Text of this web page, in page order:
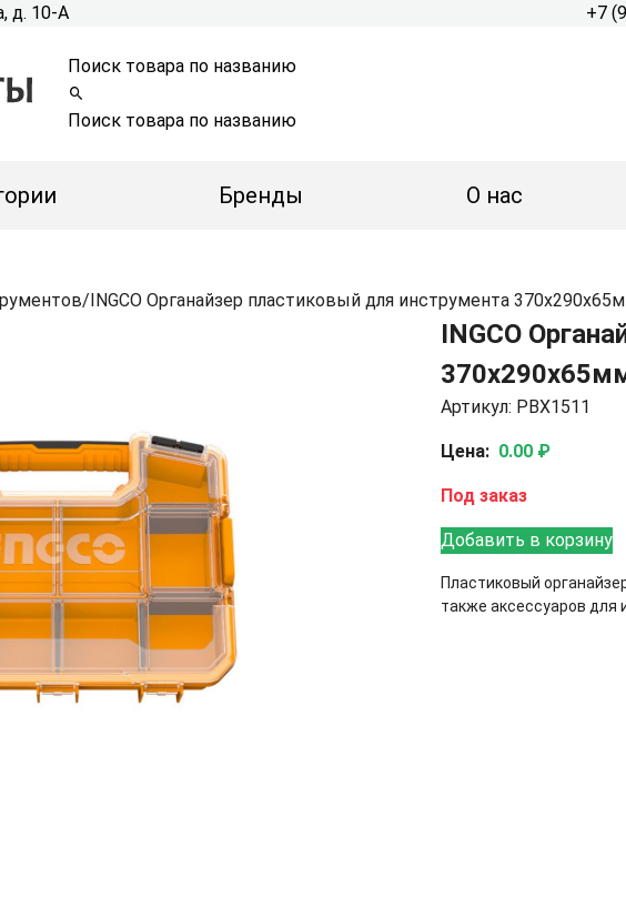
д. 10-А +7
Поиск товара по названию
Поиск товара по названию
Бренды О нас
/INGCO Органайзер пластиковый для инструмента
INGCO
Артикул: PBX1511
Цена: 0.00 ₽
Под заказ
Добавить в корзину
Пластиковый
также аксессуаров для